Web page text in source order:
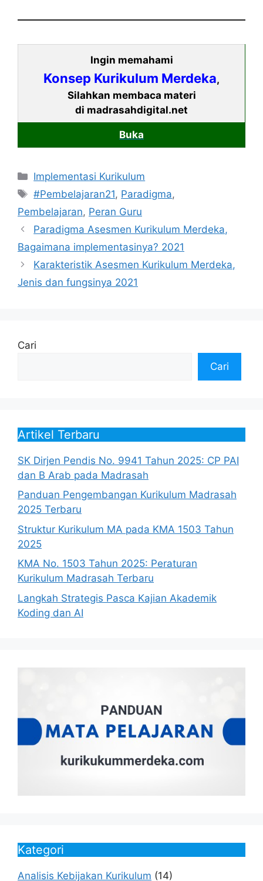
Ingin memahami
Konsep Kurikulum Merdeka,
Silahkan membaca materi
di madrasahdigital.net
Buka
Kategori
Implementasi Kurikulum
Tag
#Pembelajaran21, Paradigma,
Pembelajaran, Peran Guru
Paradigma Asesmen Kurikulum Merdeka,
Bagaimana implementasinya? 2021
Karakteristik Asesmen Kurikulum Merdeka,
Jenis dan fungsinya 2021
Cari
Cari
Artikel Terbaru
SK Dirjen Pendis No. 9941 Tahun 2025: CP PAI
dan B Arab pada Madrasah
Panduan Pengembangan Kurikulum Madrasah
2025 Terbaru
Struktur Kurikulum MA pada KMA 1503 Tahun
2025
KMA No. 1503 Tahun 2025: Peraturan
Kurikulum Madrasah Terbaru
Langkah Strategis Pasca Kajian Akademik
Koding dan AI
Kategori
Analisis Kebijakan Kurikulum (14)